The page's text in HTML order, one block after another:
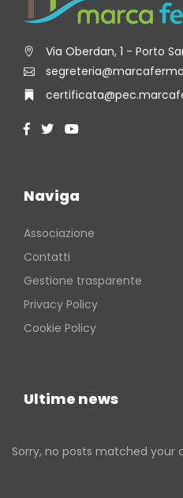
Via Oberdan, 1 - Porto
Naviga
Associazione
Contatti
Gestione trasparente
Privacy Policy
Cookie Policy
Ultime news
Sorry, no posts matched your